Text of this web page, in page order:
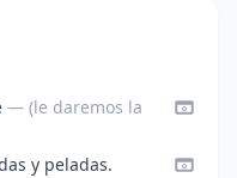
— (le daremos la
y peladas.